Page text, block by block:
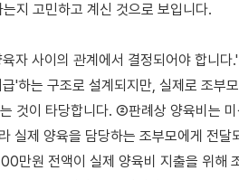
지 고민하고 계신 것으로 보입니다.
자 사이의 관계에서 결정되어야 합니
'하는 구조로 설계되지만, 실제로 조부
것이 타당합니다. ②판례상 양육비는
실제 양육을 담당하는 조부모에게 전달
만원 전액이 실제 양육비 지출을 위해